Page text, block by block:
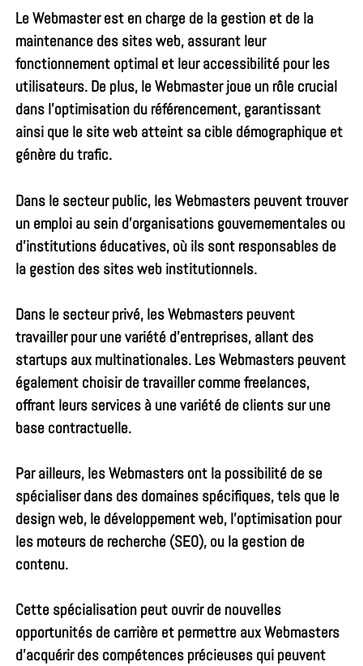
Le Webmaster est en charge de la gestion et de la
maintenance des sites web, assurant leur
fonctionnement optimal et leur accessibilité pour les
utilisateurs. De plus, le Webmaster joue un rôle crucial
dans l’optimisation du référencement, garantissant
ainsi que le site web atteint sa cible démographique et
génère du trafic.
Dans le secteur public, les Webmasters peuvent trouver
un emploi au sein d’organisations gouvernementales ou
d’institutions éducatives, où ils sont responsables de
la gestion des sites web institutionnels.
Dans le secteur privé, les Webmasters peuvent
travailler pour une variété d’entreprises, allant des
startups aux multinationales. Les Webmasters peuvent
également choisir de travailler comme freelances,
offrant leurs services à une variété de clients sur une
base contractuelle.
Par ailleurs, les Webmasters ont la possibilité de se
spécialiser dans des domaines spécifiques, tels que le
design web, le développement web, l’optimisation pour
les moteurs de recherche (SEO), ou la gestion de
contenu.
Cette spécialisation peut ouvrir de nouvelles
opportunités de carrière et permettre aux Webmasters
d’acquérir des compétences précieuses qui peuvent